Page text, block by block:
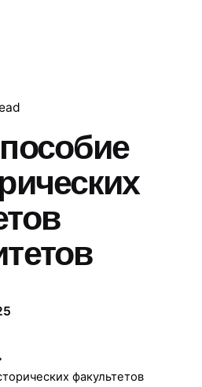
факультетов